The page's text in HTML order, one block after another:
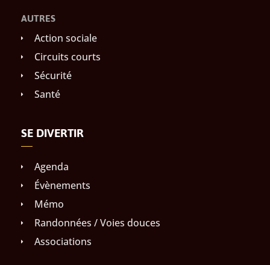
AUTRES
Action sociale
Circuits courts
Sécurité
Santé
SE DIVERTIR
Agenda
Évènements
Mémo
Randonnées / Voies douces
Associations